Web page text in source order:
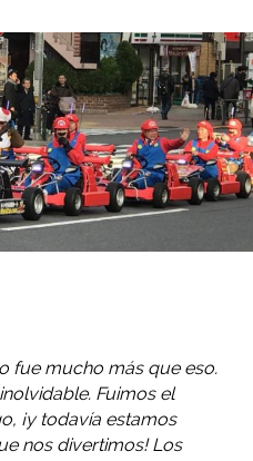
fue mucho más que eso.
Fuimos el
¡y todavía estamos
nos divertimos! Los